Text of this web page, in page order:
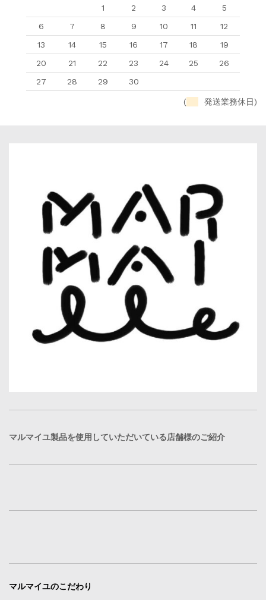
1 2 3 4
5
6
7 8 9 10 11
12
13
14 15 16 17 18
19
20
21 22 23 24 25
26
27
28 29 30
( 発送業務休日)
マルマイユ製品を使用していただいている店舗様のご紹介
マルマイユのこだわり